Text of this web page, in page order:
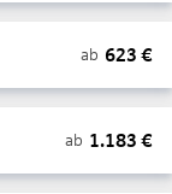
ab 623 €
ab 1.183 €